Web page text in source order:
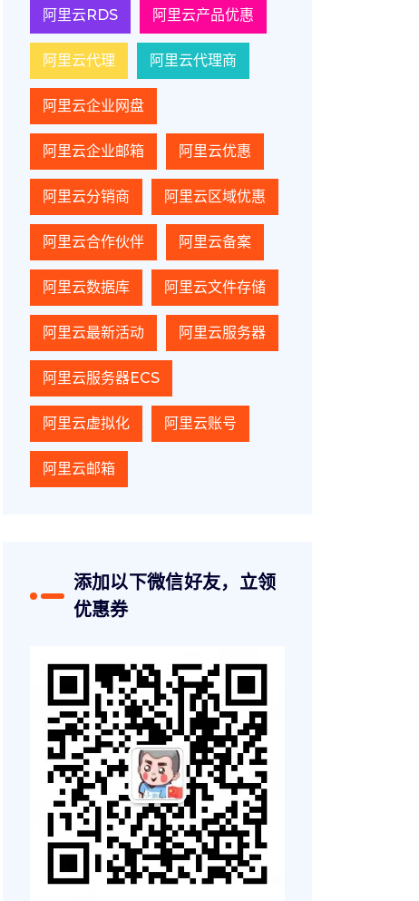
阿里云RDS 阿里云产品优惠
阿里云代理 阿里云代理商
阿里云企业网盘
阿里云企业邮箱 阿里云优惠
阿里云分销商 阿里云区域优惠
阿里云合作伙伴 阿里云备案
阿里云数据库 阿里云文件存储
阿里云最新活动 阿里云服务器
阿里云服务器ECS
阿里云虚拟化 阿里云账号
阿里云邮箱
添加以下微信好友，立领
优惠券